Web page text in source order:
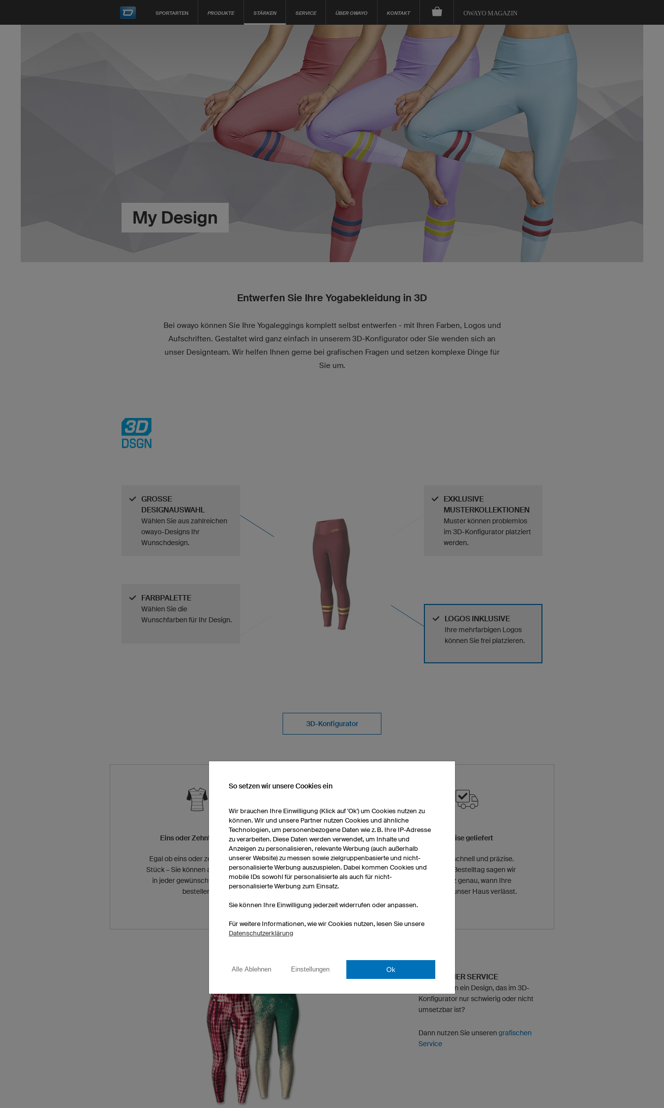
SPORTARTEN PRODUKTE STÄRKEN SERVICE ÜBER OWAYO KONTAKT OWAYO MAGAZIN
My Design
Entwerfen Sie Ihre Yogabekleidung in 3D
Bei owayo können Sie Ihre Yogaleggings komplett selbst entwerfen - mit Ihren Farben, Logos und
Aufschriften. Gestaltet wird ganz einfach in unserem 3D-Konfigurator oder Sie wenden sich an
unser Designteam. Wir helfen Ihnen gerne bei grafischen Fragen und setzen komplexe Dinge für
Sie um.
GROSSE
DESIGNAUSWAHL
Wählen Sie aus zahlreichen
owayo-Designs Ihr
Wunschdesign.
FARBPALETTE
Wählen Sie die
Wunschfarben für Ihr Design.
LOGOS INKLUSIVE
Ihre mehrfarbigen Logos
können Sie frei platzieren.
EXKLUSIVE
MUSTERKOLLEKTIONEN
Muster können problemlos
im 3D-Konfigurator platziert
werden.
3D-Konfigurator
Eins oder Zehntausend
Egal ob eins oder zehntausend
Stück – Sie können alle Produkte
in jeder gewünschten Menge
bestellen.
Alles im Preis inklusive
In unseren Preisen ist Ihr
individuelles Design inklusive aller
Logos, Grafiken und Aufschriften
Präzise geliefert
Wir liefern schnell und präzise.
Bereits am Bestelltag sagen wir
Ihnen ganz genau, wann Ihre
Bekleidung unser Haus verlässt.
GRAFISCHER SERVICE
Sie möchten ein Design, das im 3D-
Konfigurator nur schwierig oder nicht
umsetzbar ist?
Dann nutzen Sie unserengrafischen
Service
So setzen wir unsere Cookies ein
Wir brauchen Ihre Einwilligung (Klick auf 'Ok') um Cookies nutzen zu
können. Wir und unsere Partner nutzen Cookies und ähnliche
Technologien, um personenbezogene Daten wie z. B. Ihre IP-Adresse
zu verarbeiten. Diese Daten werden verwendet, um Inhalte und
Anzeigen zu personalisieren, relevante Werbung (auch außerhalb
unserer Website) zu messen sowie zielgruppenbasierte und nicht-
personalisierte Werbung auszuspielen. Dabei kommen Cookies und
mobile IDs sowohl für personalisierte als auch für nicht-
personalisierte Werbung zum Einsatz.
Sie können Ihre Einwilligung jederzeit widerrufen oder anpassen.
Für weitere Informationen, wie wir Cookies nutzen, lesen Sie unsere
Datenschutzerklärung
Alle Ablehnen Einstellungen Ok